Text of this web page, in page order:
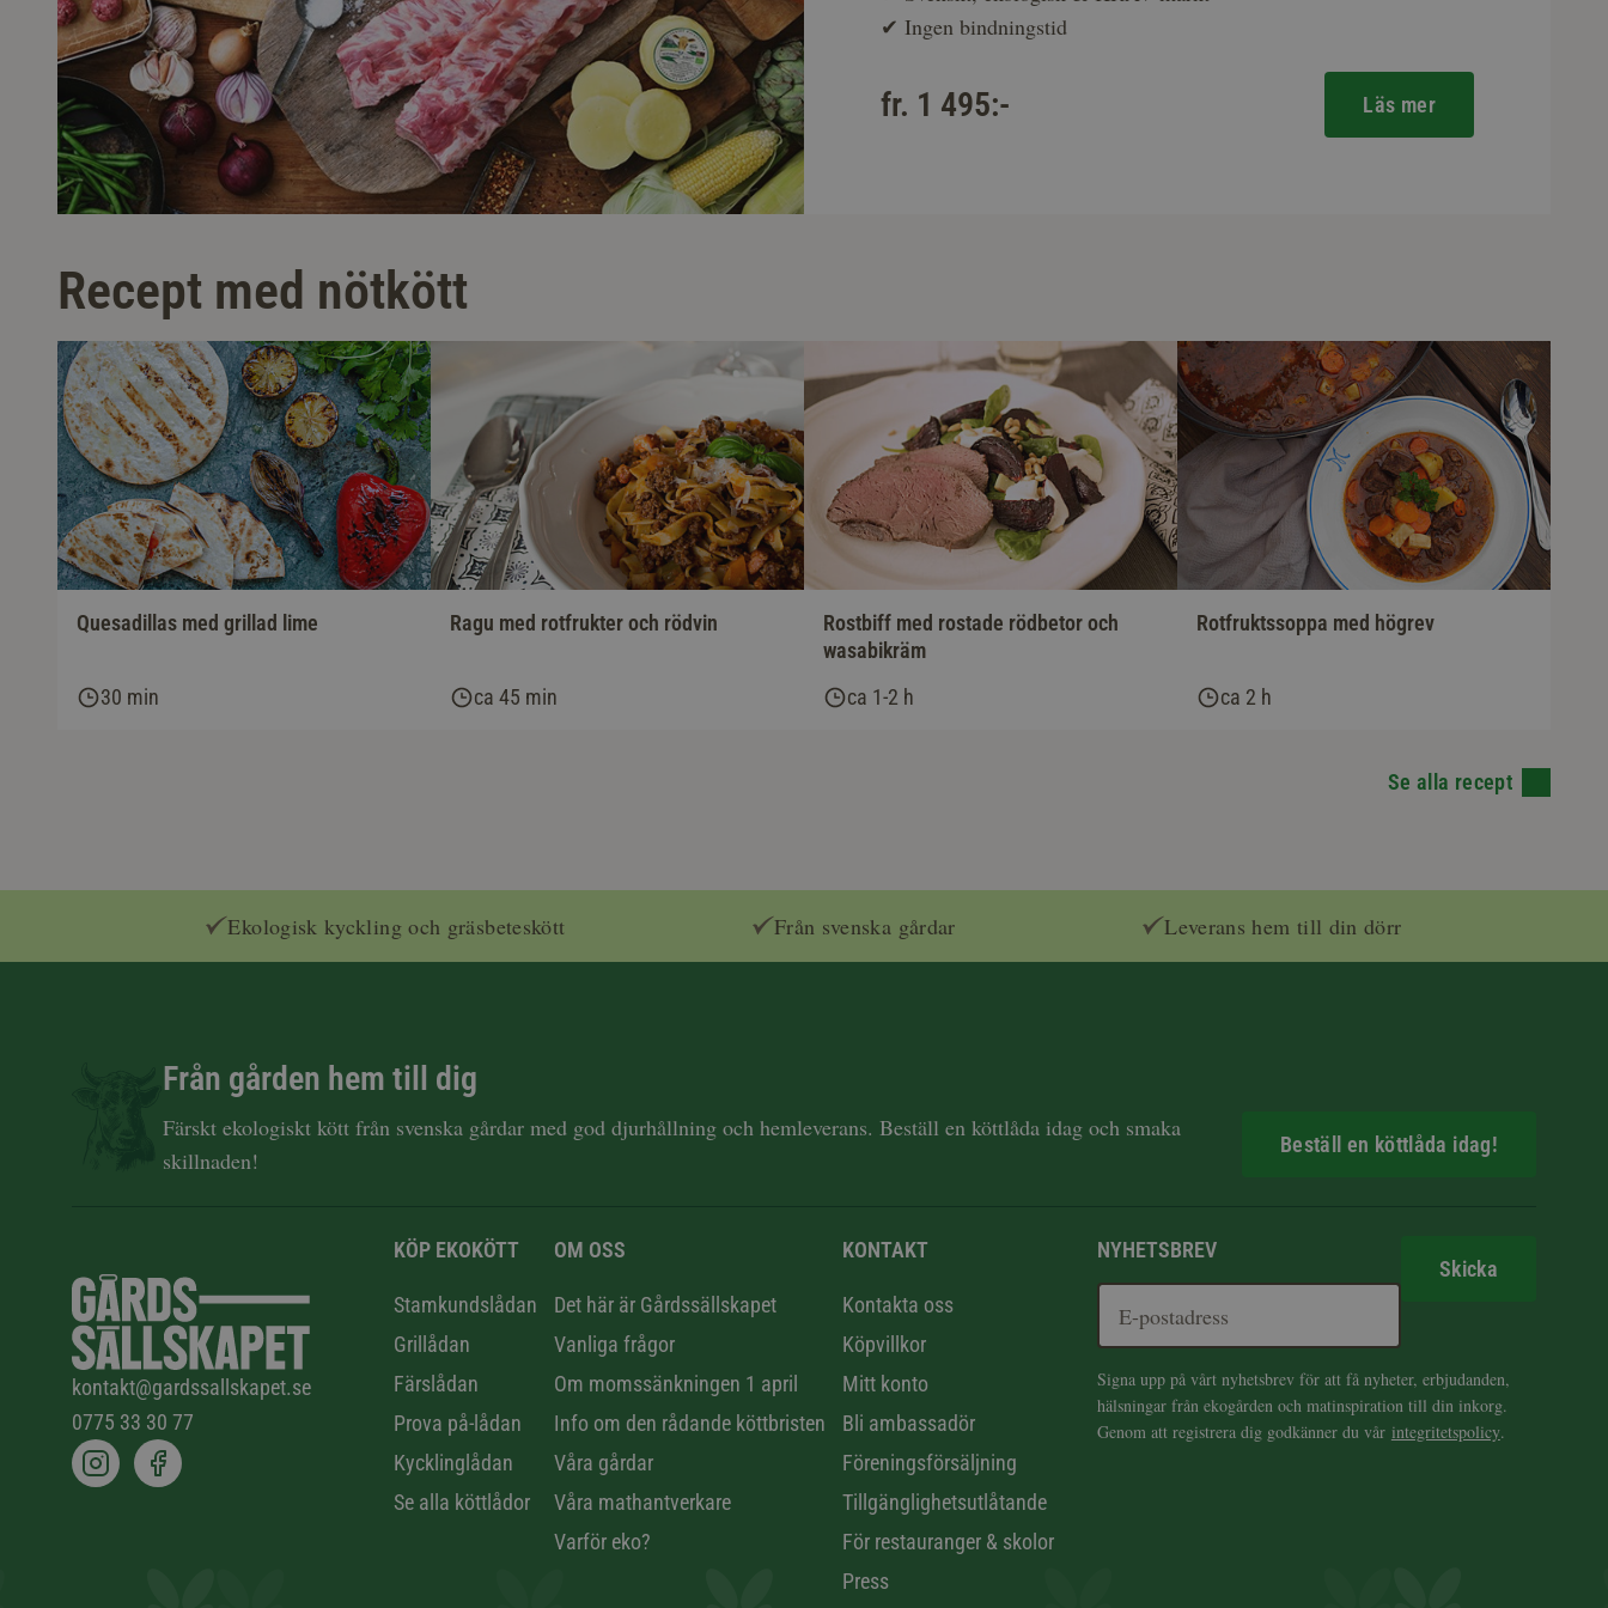
✔ Ingen bindningstid
fr. 1 495:- Läs mer
Recept med nötkött
Quesadillas med grillad lime
30 min
Ragu med rotfrukter och rödvin
ca 45 min
Rostbiff med rostade rödbetor och
wasabikräm
ca 1-2 h
Rotfruktssoppa med högrev
ca 2 h
Se alla recept
Ekologisk kyckling och gräsbeteskött Från svenska gårdar Leverans hem till din dörr
Från gården hem till dig
Färskt ekologiskt kött från svenska gårdar med god djurhållning och hemleverans. Beställ en köttlåda idag och smaka
skillnaden!
Beställ en köttlåda idag!
kontakt@gardssallskapet.se
0775 33 30 77
KÖP EKOKÖTT
Stamkundslådan
Grillådan
Färslådan
Prova på-lådan
Kycklinglådan
Se alla köttlådor
OM OSS
Det här är Gårdssällskapet
Vanliga frågor
Om momssänkningen 1 april
Info om den rådande köttbristen
Våra gårdar
Våra mathantverkare
Varför eko?
KONTAKT
Kontakta oss
Köpvillkor
Mitt konto
Bli ambassadör
Föreningsförsäljning
Tillgänglighetsutlåtande
För restauranger & skolor
Press
NYHETSBREV
Skicka
Signa upp på vårt nyhetsbrev för att få nyheter, erbjudanden,
hälsningar från ekogården och matinspiration till din inkorg.
Genom att registrera dig godkänner du vår integritetspolicy.